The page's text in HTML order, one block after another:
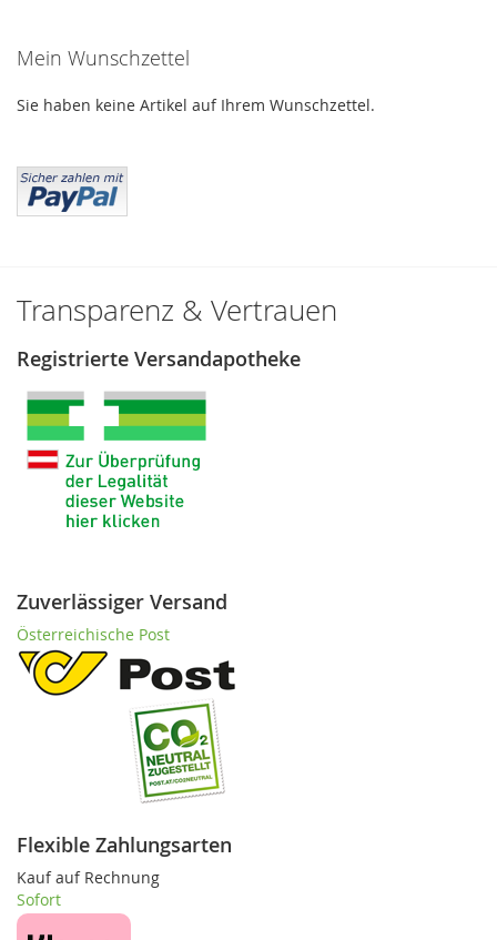
Mein Wunschzettel
Sie haben keine Artikel auf Ihrem Wunschzettel.
Transparenz & Vertrauen
Registrierte Versandapotheke
Zuverlässiger Versand
Österreichische Post
Flexible Zahlungsarten
Kauf auf Rechnung
Sofort